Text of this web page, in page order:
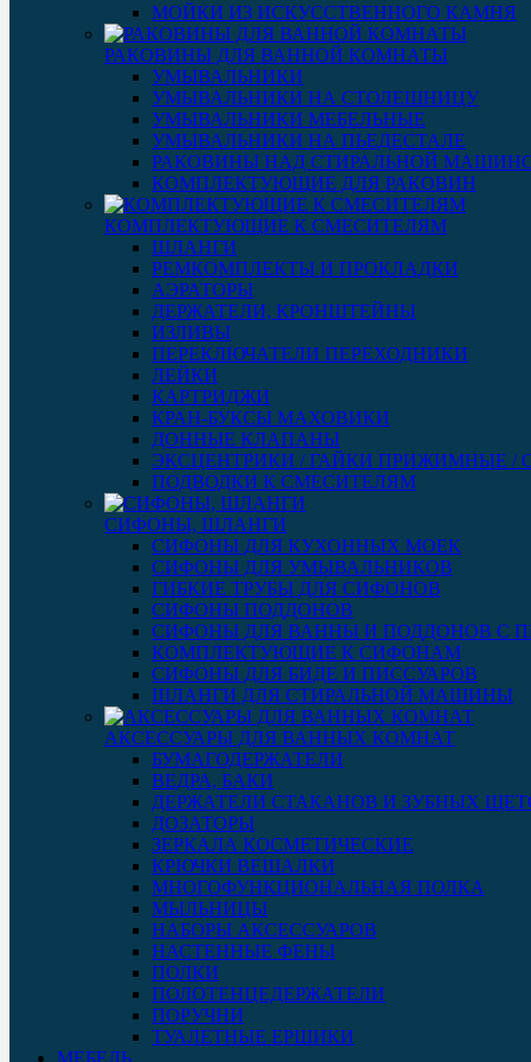
МОЙКИ ИЗ ИСКУССТВЕННОГО КАМНЯ
РАКОВИНЫ ДЛЯ ВАННОЙ КОМНАТЫ
УМЫВАЛЬНИКИ
УМЫВАЛЬНИКИ НА СТОЛЕШНИЦУ
УМЫВАЛЬНИКИ МЕБЕЛЬНЫЕ
УМЫВАЛЬНИКИ НА ПЬЕДЕСТАЛЕ
РАКОВИНЫ НАД СТИРАЛЬНОЙ
КОМПЛЕКТУЮЩИЕ ДЛЯ РАКОВИН
КОМПЛЕКТУЮЩИЕ К СМЕСИТЕЛЯМ
ШЛАНГИ
РЕМКОМПЛЕКТЫ И ПРОКЛАДКИ
АЭРАТОРЫ
ДЕРЖАТЕЛИ, КРОНШТЕЙНЫ
ИЗЛИВЫ
ПЕРЕКЛЮЧАТЕЛИ ПЕРЕХОДНИКИ
ЛЕЙКИ
КАРТРИДЖИ
КРАН-БУКСЫ МАХОВИКИ
ДОННЫЕ КЛАПАНЫ
ЭКСЦЕНТРИКИ / ГАЙКИ ПРИЖИМНЫЕ /
ПОДВОДКИ К СМЕСИТЕЛЯМ
СИФОНЫ, ШЛАНГИ
СИФОНЫ ДЛЯ КУХОННЫХ МОЕК
СИФОНЫ ДЛЯ УМЫВАЛЬНИКОВ
ГИБКИЕ ТРУБЫ ДЛЯ СИФОНОВ
СИФОНЫ ПОДДОНОВ
СИФОНЫ ДЛЯ ВАННЫ И ПОДДОНОВ С
КОМПЛЕКТУЮЩИЕ К СИФОНАМ
СИФОНЫ ДЛЯ БИДЕ И ПИССУАРОВ
ШЛАНГИ ДЛЯ СТИРАЛЬНОЙ МАШИНЫ
АКСЕССУАРЫ ДЛЯ ВАННЫХ КОМНАТ
БУМАГОДЕРЖАТЕЛИ
ВЕДРА, БАКИ
ДЕРЖАТЕЛИ СТАКАНОВ И ЗУБНЫХ
ДОЗАТОРЫ
ЗЕРКАЛА КОСМЕТИЧЕСКИЕ
КРЮЧКИ ВЕШАЛКИ
МНОГОФУНКЦИОНАЛЬНАЯ ПОЛКА
МЫЛЬНИЦЫ
НАБОРЫ АКСЕССУАРОВ
НАСТЕННЫЕ ФЕНЫ
ПОЛКИ
ПОЛОТЕНЦЕДЕРЖАТЕЛИ
ПОРУЧНИ
ТУАЛЕТНЫЕ ЕРШИКИ
МЕБЕЛЬ